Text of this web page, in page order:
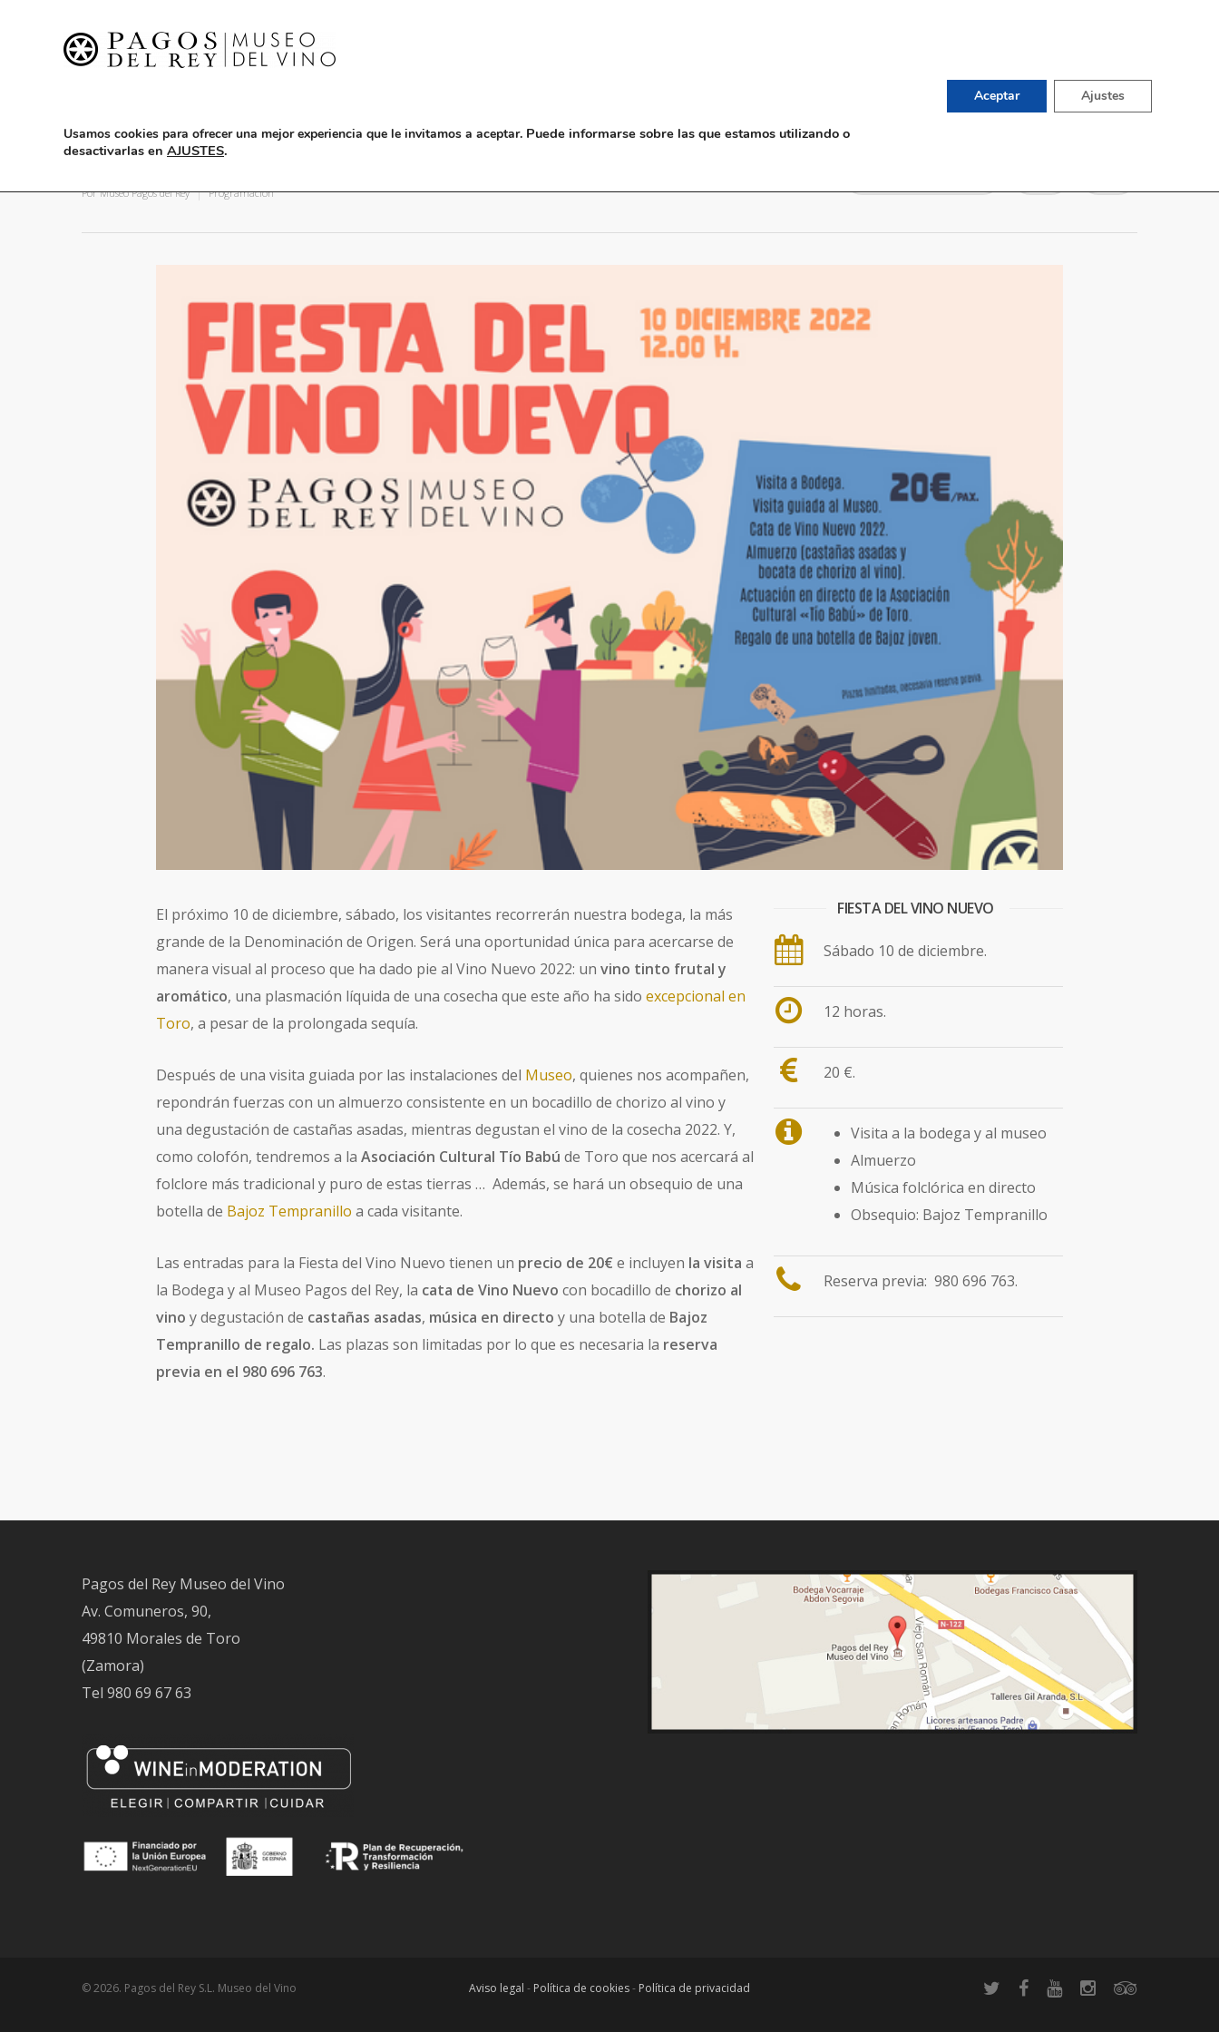
TIENDA DE VINOS
Fiesta del Vino Nuevo: 10 de diciembre
PorMuseo Pagos del Rey Programación
El próximo 10 de diciembre, sábado, los visitantes recorrerán nuestra bodega, la más
grande de la Denominación de Origen. Será una oportunidad única para acercarse de
manera visual al proceso que ha dado pie al Vino Nuevo 2022: un vino tinto frutal y
aromático, una plasmación líquida de una cosecha que este año ha sido excepcional en
Toro, a pesar de la prolongada sequía.
Después de una visita guiada por las instalaciones del Museo, quienes nos acompañen,
repondrán fuerzas con un almuerzo consistente en un bocadillo de chorizo al vino y
una degustación de castañas asadas, mientras degustan el vino de la cosecha 2022. Y,
como colofón, tendremos a la Asociación Cultural Tío Babú de Toro que nos acercará al
folclore más tradicional y puro de estas tierras … Además, se hará un obsequio de una
botella de Bajoz Tempranillo a cada visitante.
Las entradas para la Fiesta del Vino Nuevo tienen un precio de 20€ e incluyen la visita a
la Bodega y al Museo Pagos del Rey, la cata de Vino Nuevo con bocadillo de chorizo al
vino y degustación de castañas asadas, música en directo y una botella de Bajoz
Tempranillo de regalo. Las plazas son limitadas por lo que es necesaria la reserva
previa en el 980 696 763.
FIESTA DEL VINO NUEVO
Sábado 10 de diciembre.
12 horas.
20 €.
Visita a la bodega y al museo
Almuerzo
Música folclórica en directo
Obsequio: Bajoz Tempranillo
Reserva previa: 980 696 763.
Pagos del Rey Museo del Vino
Av. Comuneros, 90,
49810 Morales de Toro
(Zamora)
Tel 980 69 67 63
© 2026. Pagos del Rey S.L. Museo del Vino Aviso legal - Política de cookies- Política de privacidad
Usamos cookies para ofrecer una mejor experiencia que le invitamos a aceptar. Puede informarse sobre las que estamos utilizando o
desactivarlas en AJUSTES.
Aceptar Ajustes